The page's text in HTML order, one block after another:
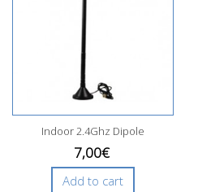
Indoor 2.4Ghz Dipole
Antenne...
7,00€
Add to cart